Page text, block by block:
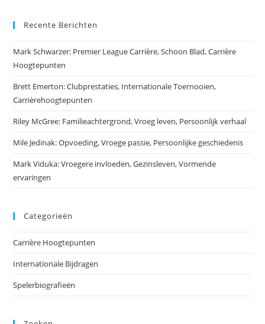
Recente Berichten
Mark Schwarzer: Premier League Carrière, Schoon Blad, Carrière
Hoogtepunten
Brett Emerton: Clubprestaties, Internationale Toernooien,
Carrièrehoogtepunten
Riley McGree: Familieachtergrond, Vroeg leven, Persoonlijk verhaal
Mile Jedinak: Opvoeding, Vroege passie, Persoonlijke geschiedenis
Mark Viduka: Vroegere invloeden, Gezinsleven, Vormende
ervaringen
Categorieën
Carrière Hoogtepunten
Internationale Bijdragen
Spelerbiografieën